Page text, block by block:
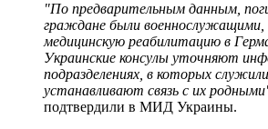
"По предварительным данным,
граждане были военнослужащими,
медицинскую реабилитацию в
Украинские консулы уточняют
подразделениях, в которых
устанавливают связь с их
подтвердили в МИД Украины.